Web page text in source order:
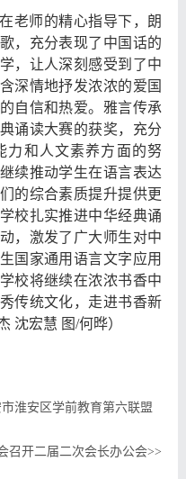
老师的精心指导下，朗
，充分表现了中国话的
，让人深刻感受到了中
深情地抒发浓浓的爱国
自信和热爱。雅言传承
诵读大赛的获奖，充分
力和人文素养方面的努
续推动学生在语言表达
的综合素质提升提供更
校扎实推进中华经典诵
，激发了广大师生对中
国家通用语言文字应用
校将继续在浓浓书香中
传统文化，走进书香新
沈宏慧 图/何晔）
淮安区学前教育第六联盟
召开二届二次会长办公会>>